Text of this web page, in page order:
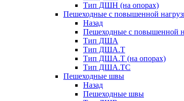
Тип ДШН (на опорах)
Пешеходные с повышенной
Назад
Пешеходные с повышенной
Тип ДША
Тип ДША.Т
Тип ДША.Т (на опорах)
Тип ДША.ТС
Пешеходные швы
Назад
Пешеходные швы